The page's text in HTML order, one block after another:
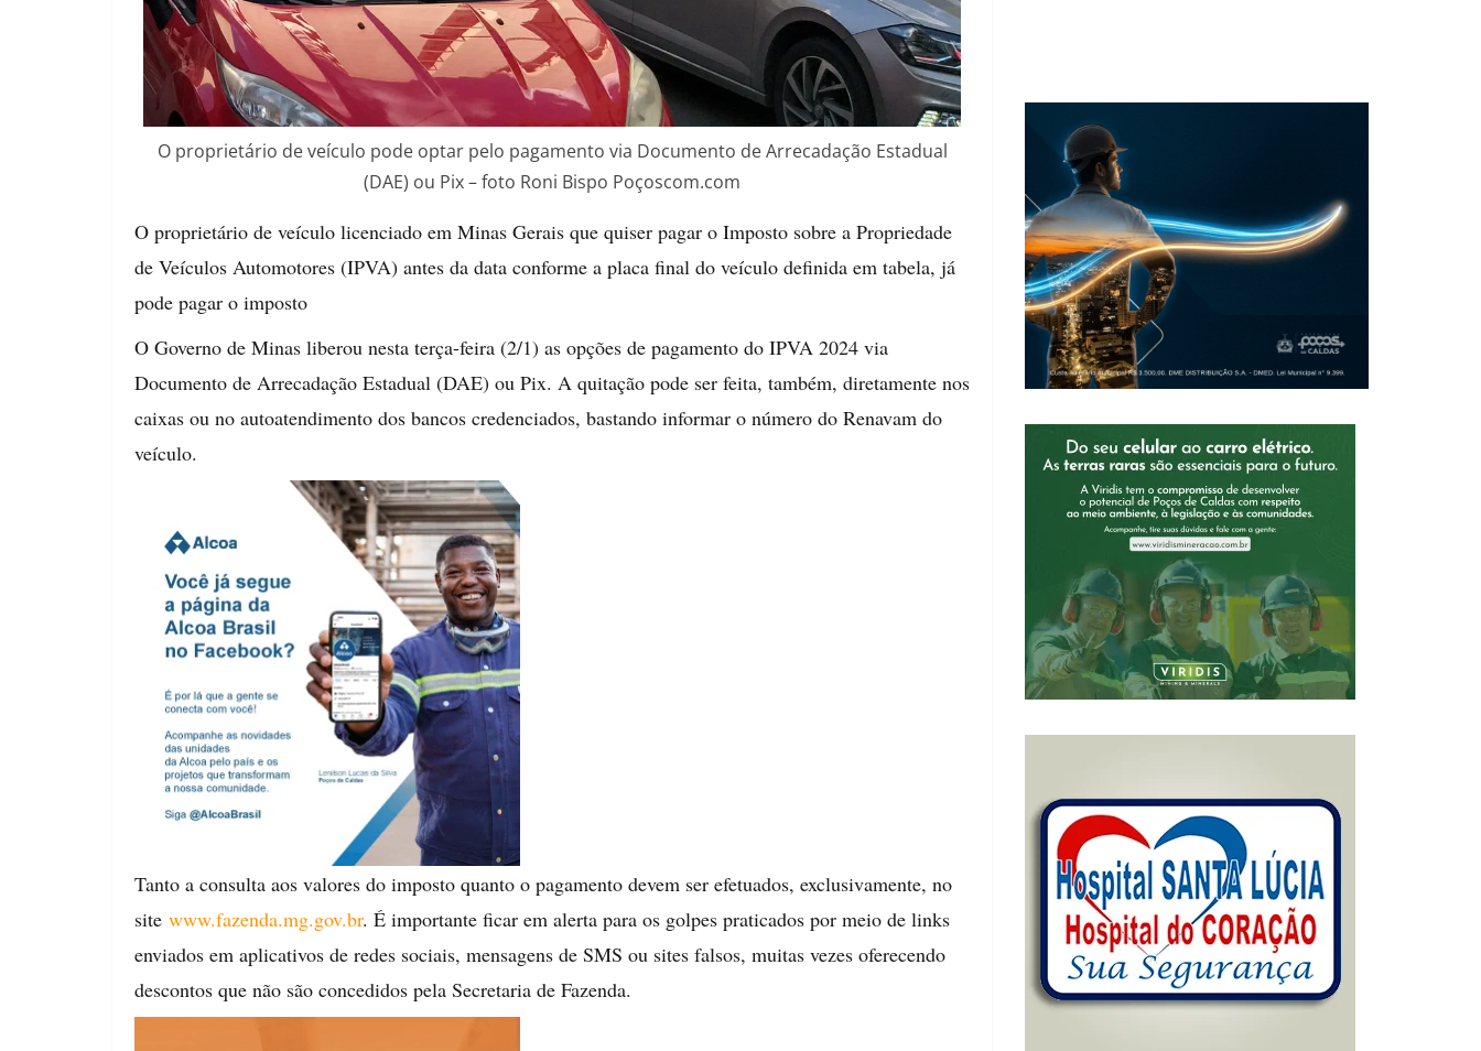
O proprietário de veículo pode optar pelo pagamento via Documento de Arrecadação Estadual
(DAE) ou Pix – foto Roni Bispo Poçoscom.com
O proprietário de veículo licenciado em Minas Gerais que quiser pagar o Imposto sobre a Propriedade
de Veículos Automotores (IPVA) antes da data conforme a placa final do veículo definida em tabela, já
pode pagar o imposto
O Governo de Minas liberou nesta terça-feira (2/1) as opções de pagamento do IPVA 2024 via
Documento de Arrecadação Estadual (DAE) ou Pix. A quitação pode ser feita, também, diretamente nos
caixas ou no autoatendimento dos bancos credenciados, bastando informar o número do Renavam do
veículo.
Tanto a consulta aos valores do imposto quanto o pagamento devem ser efetuados, exclusivamente, no
site www.fazenda.mg.gov.br. É importante ficar em alerta para os golpes praticados por meio de links
enviados em aplicativos de redes sociais, mensagens de SMS ou sites falsos, muitas vezes oferecendo
descontos que não são concedidos pela Secretaria de Fazenda.